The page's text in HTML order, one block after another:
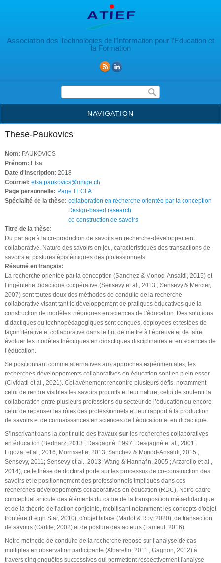
Association des Technologies de l’Information pour l’Education et
la Formation
Formulaire de recherche
NAVIGATION
These-Paukovics
Nom: PAUKOVICS
Prénom: Elsa
Date d'inscription: 2018
Courriel: elsa.paukovics@unige.ch
Page personnelle: Page TECFA
Spécialité de la thèse: collaboration en recherche orientée par la conception
Design-based research
co-construction de savoirs
Titre de la thèse:
Du partage à la co-production de savoirs en recherche-développement
collaborative. Nature des savoirs en jeu, caractéristiques des transactions de
savoirs et postures épistémiques des professionnels
Résumé en français:
La recherche orientée par la conception (Sanchez & Monod-Ansaldi, 2015) et
l’ingénierie didactique coopérative (Sensevy et al., 2013 ; Sensevy & Mercier,
2007) sont toutes deux des méthodes de conduite de la recherche
collaborative visant tant le développement de pratiques éducatives que la
construction de modèles théoriques en sciences de l’éducation. Des solutions
didactiques ou technopédagogiques sont conçues, déployées et testées de
façon itérative et collaborative dans le but de mettre à l’épreuve et de faire
évoluer les modèles théoriques en didactiques disciplinaires et en sciences de
l’éducation.
Se positionnant comme alternatives aux approches expérimentales, les
recherches-développements collaboratives en éducation sont en plein essor
(Cividatti et al., 2021). Cet avènement rencontre plusieurs défis, notamment
celui de rendre visibles les savoirs produits et leur nature, celui de soutenir la
collaboration entre plusieurs professions du secteur de l’éducation ou encore
celui de repenser les rôles des professionnels et leur rapport à la production
de savoirs et de connaissances en sciences de l’éducation et en didactique.
S’inscrivant dans la continuité des travaux sur les recherches collaboratives
en éducation (Bednarz, 2013 ; Desgagné, 1997; Desgagné et al., 2001;
Ligozat et al., 2016; Morrissette, 2013; Sanchez & Monod-Ansaldi, 2015 ;
Sensevy, 2011; Sensevy et al., 2013; Wang & Hannafin, 2005 ; Arzarello et al.,
2014), cette thèse de doctorat porte sur les processus de co-construction des
savoirs et le positionnement des professionnels impliqués dans ces
recherches-développements collaboratives en éducation (RDC). Notre cadre
conceptuel articule des éléments du cadre de la transposition méta-didactique
et de la théorie de l'action conjointe, mobilisant notamment les concepts d'objet
frontière (Leigh Star, 2010), d'objet biface (Marlot & Roy, 2020), de transaction
de savoirs (Carlile, 2002) et de posture des acteurs (Lameul, 2016).
Notre méthode de conduite de la recherche repose sur l’analyse de cas
multiples en observation participante (Albarello, 2011 ; Gagnon, 2012) à
travers cinq enquêtes successives qui permettent respectivement l'analyse